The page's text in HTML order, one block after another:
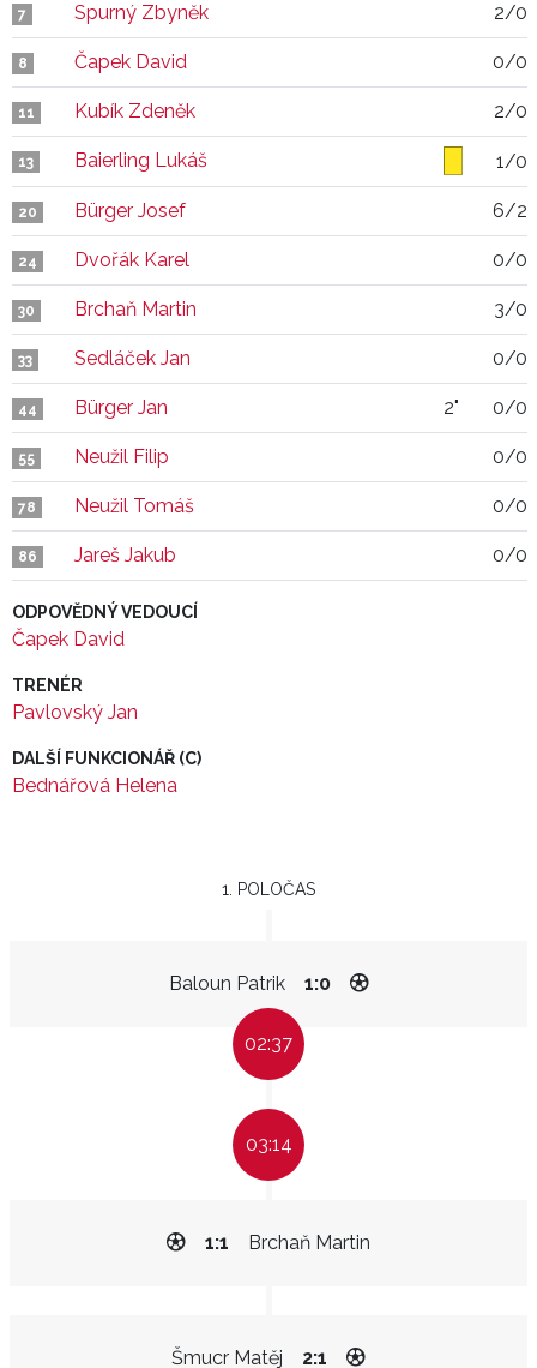
7 Spurný Zbyněk 2/0
8 Čapek David 0/0
11 Kubík Zdeněk 2/0
13 Baierling Lukáš 1/0
20 Bürger Josef 6/2
24 Dvořák Karel 0/0
30 Brchaň Martin 3/0
33 Sedláček Jan 0/0
44 Bürger Jan 2" 0/0
55 Neužil Filip 0/0
78 Neužil Tomáš 0/0
86 Jareš Jakub 0/0
ODPOVĚDNÝ VEDOUCÍ
Čapek David
TRENÉR
Pavlovský Jan
DALŠÍ FUNKCIONÁŘ (C)
Bednářová Helena
1. POLOČAS
Baloun Patrik 1:0
02:37
03:14
Brchaň Martin
1:1
Šmucr Matěj 2:1